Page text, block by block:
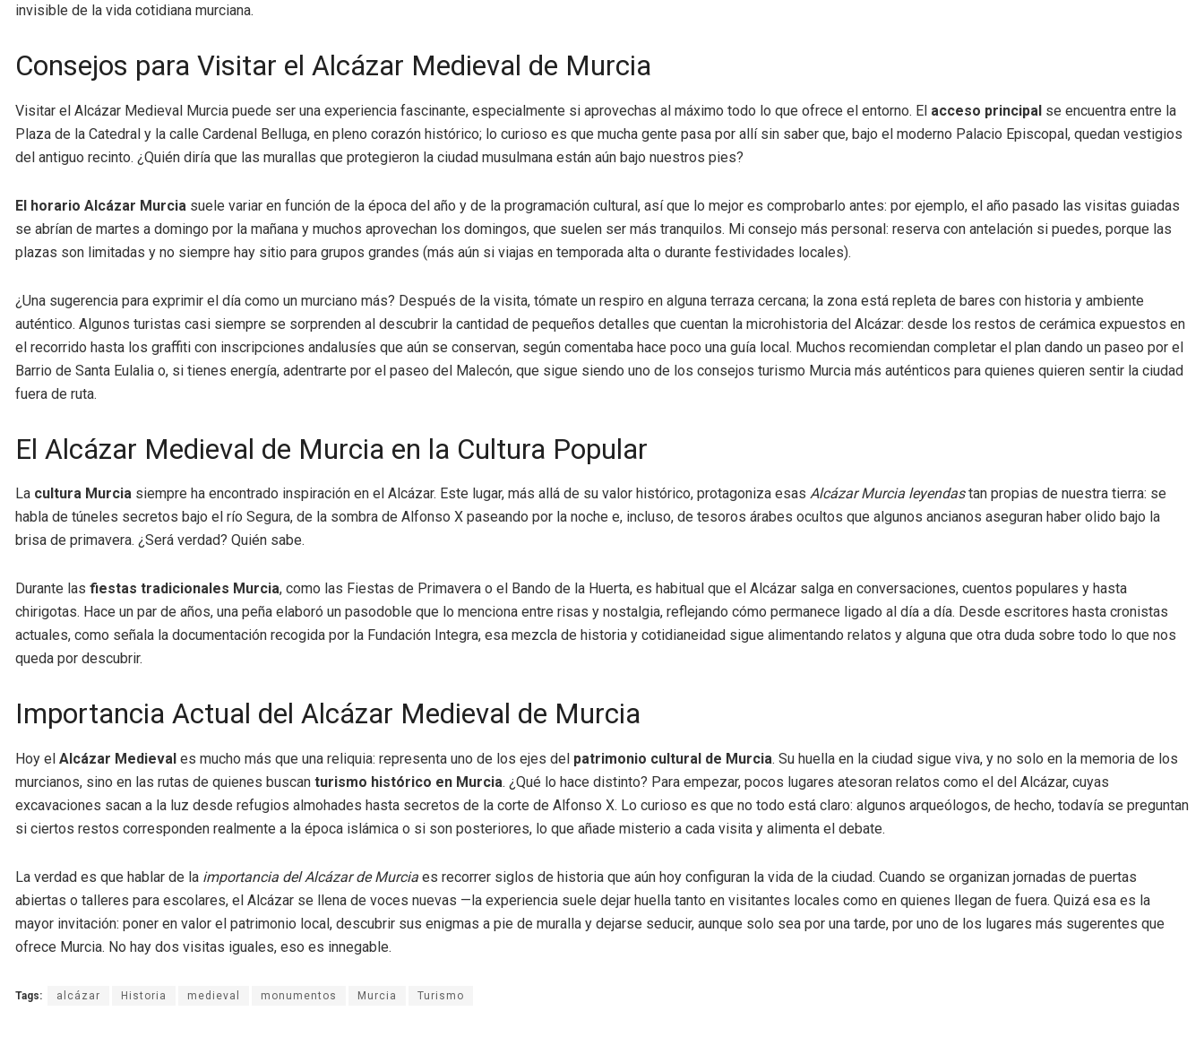
invisible de la vida cotidiana murciana.
Consejos para Visitar el Alcázar Medieval de Murcia
Visitar el Alcázar Medieval Murcia puede ser una experiencia fascinante, especialmente si aprovechas al máximo todo lo que ofrece el entorno. El acceso principal se encuentra entre la
Plaza de la Catedral y la calle Cardenal Belluga, en pleno corazón histórico; lo curioso es que mucha gente pasa por allí sin saber que, bajo el moderno Palacio Episcopal, quedan vestigios
del antiguo recinto. ¿Quién diría que las murallas que protegieron la ciudad musulmana están aún bajo nuestros pies?
El horario Alcázar Murcia suele variar en función de la época del año y de la programación cultural, así que lo mejor es comprobarlo antes: por ejemplo, el año pasado las visitas guiadas
se abrían de martes a domingo por la mañana y muchos aprovechan los domingos, que suelen ser más tranquilos. Mi consejo más personal: reserva con antelación si puedes, porque las
plazas son limitadas y no siempre hay sitio para grupos grandes (más aún si viajas en temporada alta o durante festividades locales).
¿Una sugerencia para exprimir el día como un murciano más? Después de la visita, tómate un respiro en alguna terraza cercana; la zona está repleta de bares con historia y ambiente
auténtico. Algunos turistas casi siempre se sorprenden al descubrir la cantidad de pequeños detalles que cuentan la microhistoria del Alcázar: desde los restos de cerámica expuestos en
el recorrido hasta los graffiti con inscripciones andalusíes que aún se conservan, según comentaba hace poco una guía local. Muchos recomiendan completar el plan dando un paseo por el
Barrio de Santa Eulalia o, si tienes energía, adentrarte por el paseo del Malecón, que sigue siendo uno de los consejos turismo Murcia más auténticos para quienes quieren sentir la ciudad
fuera de ruta.
El Alcázar Medieval de Murcia en la Cultura Popular
La cultura Murcia siempre ha encontrado inspiración en el Alcázar. Este lugar, más allá de su valor histórico, protagoniza esas Alcázar Murcia leyendastan propias de nuestra tierra: se
habla de túneles secretos bajo el río Segura, de la sombra de Alfonso X paseando por la noche e, incluso, de tesoros árabes ocultos que algunos ancianos aseguran haber olido bajo la
brisa de primavera. ¿Será verdad? Quién sabe.
Durante las fiestas tradicionales Murcia, como las Fiestas de Primavera o el Bando de la Huerta, es habitual que el Alcázar salga en conversaciones, cuentos populares y hasta
chirigotas. Hace un par de años, una peña elaboró un pasodoble que lo menciona entre risas y nostalgia, reflejando cómo permanece ligado al día a día. Desde escritores hasta cronistas
actuales, como señala la documentación recogida por la Fundación Integra, esa mezcla de historia y cotidianeidad sigue alimentando relatos y alguna que otra duda sobre todo lo que nos
queda por descubrir.
Importancia Actual del Alcázar Medieval de Murcia
Hoy el Alcázar Medieval es mucho más que una reliquia: representa uno de los ejes del patrimonio cultural de Murcia. Su huella en la ciudad sigue viva, y no solo en la memoria de los
murcianos, sino en las rutas de quienes buscan turismo histórico en Murcia. ¿Qué lo hace distinto? Para empezar, pocos lugares atesoran relatos como el del Alcázar, cuyas
excavaciones sacan a la luz desde refugios almohades hasta secretos de la corte de Alfonso X. Lo curioso es que no todo está claro: algunos arqueólogos, de hecho, todavía se preguntan
si ciertos restos corresponden realmente a la época islámica o si son posteriores, lo que añade misterio a cada visita y alimenta el debate.
La verdad es que hablar de la importancia del Alcázar de Murcia es recorrer siglos de historia que aún hoy configuran la vida de la ciudad. Cuando se organizan jornadas de puertas
abiertas o talleres para escolares, el Alcázar se llena de voces nuevas —la experiencia suele dejar huella tanto en visitantes locales como en quienes llegan de fuera. Quizá esa es la
mayor invitación: poner en valor el patrimonio local, descubrir sus enigmas a pie de muralla y dejarse seducir, aunque solo sea por una tarde, por uno de los lugares más sugerentes que
ofrece Murcia. No hay dos visitas iguales, eso es innegable.
Tags: alcázar Historia medieval monumentos Murcia Turismo